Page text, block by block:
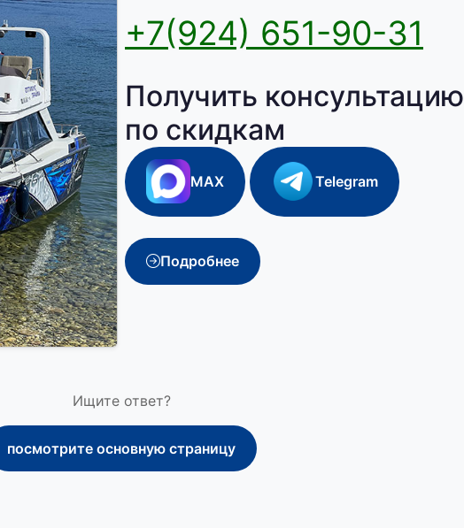
+7(924) 651-90-31
Получить консультацию
по скидкам
MAX Telegram
Подробнее
Ищите ответ?
посмотрите основную страницу